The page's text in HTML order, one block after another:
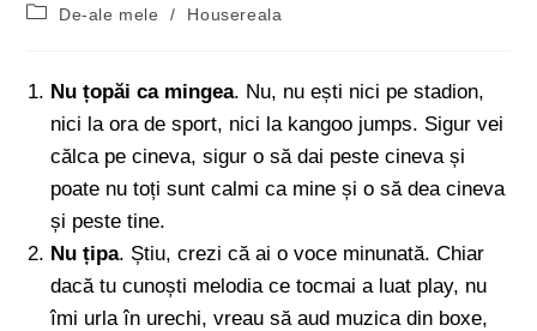
De-ale mele
/ Housereala
Nu țopăi ca mingea. Nu, nu ești nici pe stadion,
nici la ora de sport, nici la kangoo jumps. Sigur vei
călca pe cineva, sigur o să dai peste cineva și
poate nu toți sunt calmi ca mine și o să dea cineva
și peste tine.
Nu țipa. Știu, crezi că ai o voce minunată. Chiar
dacă tu cunoști melodia ce tocmai a luat play, nu
îmi urla în urechi, vreau să aud muzica din boxe,